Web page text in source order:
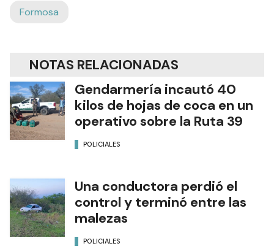
Formosa
NOTAS RELACIONADAS
Gendarmería incautó 40
kilos de hojas de coca en un
operativo sobre la Ruta 39
POLICIALES
Una conductora perdió el
control y terminó entre las
malezas
POLICIALES